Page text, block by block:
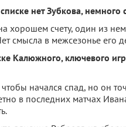
нет Зубкова, немного
хорошем счету, один из
смысла в межсезонье его
Калюжного, ключевого
начался спад, но он
в последних матчах